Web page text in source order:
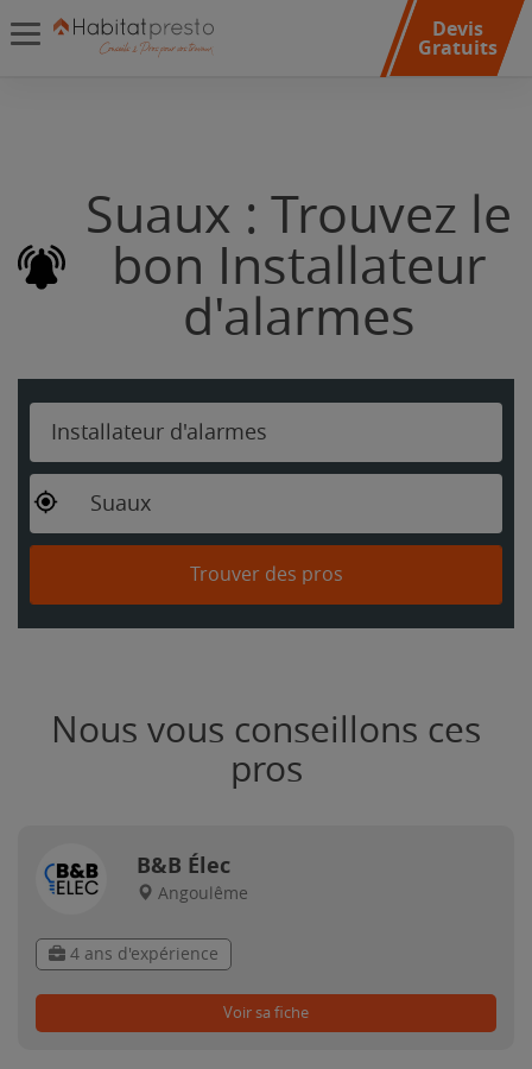
Devis
Gratuits
Suaux : Trouvez le
bon Installateur
d'alarmes
Installateur d'alarmes
Suaux
Trouver des pros
Nous vous conseillons ces
pros
B&B Élec
Angoulême
4 ans d'expérience
Voir sa fiche